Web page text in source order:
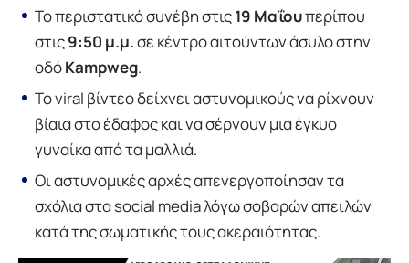
Το περιστατικό συνέβη στις19 Μαΐουπερίπου
στις9:50 μ.μ.σε κέντρο αιτούντων άσυλο στην
οδόKampweg.
Το viral βίντεο δείχνει αστυνομικούς να ρίχνουν
βίαια στο έδαφος και να σέρνουν μια έγκυο
γυναίκα από τα μαλλιά.
Οι αστυνομικές αρχές απενεργοποίησαν τα
σχόλια στα social media λόγω σοβαρών απειλών
κατά της σωματικής τους ακεραιότητας.